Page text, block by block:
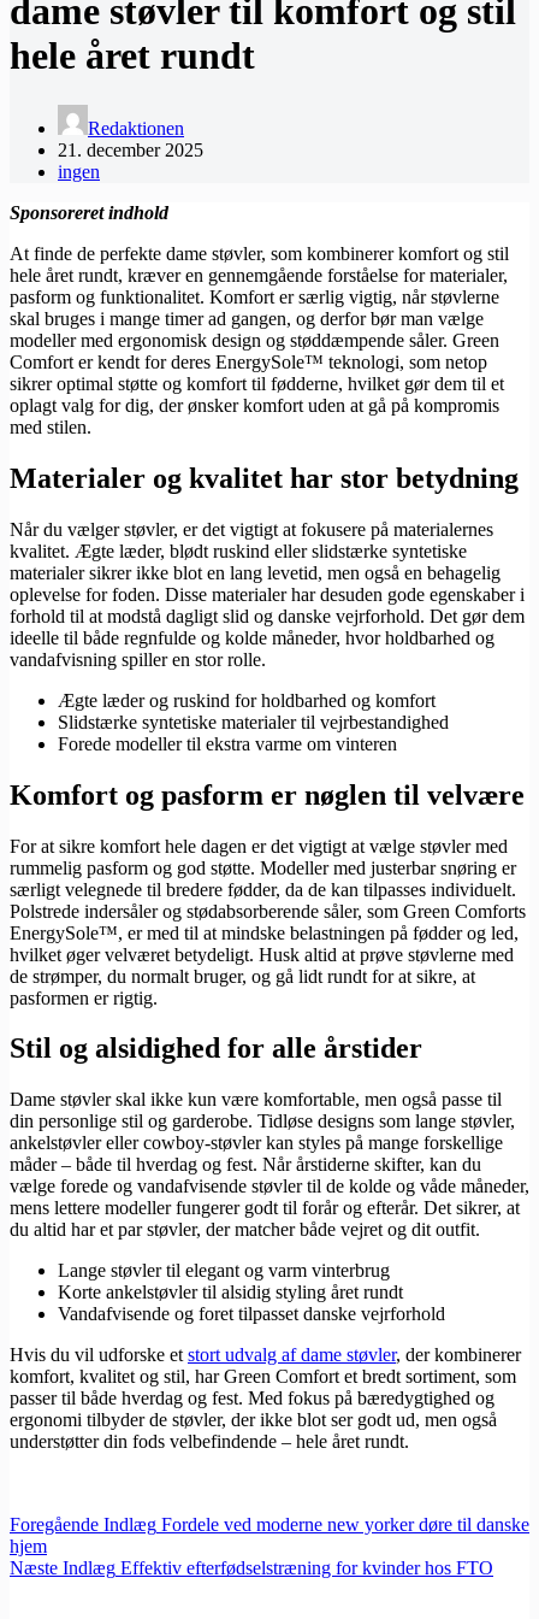
dame støvler til komfort og stil
hele året rundt
Redaktionen
21. december 2025
ingen
Sponsoreret indhold
At finde de perfekte dame støvler, som kombinerer komfort og stil
hele året rundt, kræver en gennemgående forståelse for materialer,
pasform og funktionalitet. Komfort er særlig vigtig, når støvlerne
skal bruges i mange timer ad gangen, og derfor bør man vælge
modeller med ergonomisk design og støddæmpende såler. Green
Comfort er kendt for deres EnergySole™ teknologi, som netop
sikrer optimal støtte og komfort til fødderne, hvilket gør dem til et
oplagt valg for dig, der ønsker komfort uden at gå på kompromis
med stilen.
Materialer og kvalitet har stor betydning
Når du vælger støvler, er det vigtigt at fokusere på materialernes
kvalitet. Ægte læder, blødt ruskind eller slidstærke syntetiske
materialer sikrer ikke blot en lang levetid, men også en behagelig
oplevelse for foden. Disse materialer har desuden gode egenskaber i
forhold til at modstå dagligt slid og danske vejrforhold. Det gør dem
ideelle til både regnfulde og kolde måneder, hvor holdbarhed og
vandafvisning spiller en stor rolle.
Ægte læder og ruskind for holdbarhed og komfort
Slidstærke syntetiske materialer til vejrbestandighed
Forede modeller til ekstra varme om vinteren
Komfort og pasform er nøglen til velvære
For at sikre komfort hele dagen er det vigtigt at vælge støvler med
rummelig pasform og god støtte. Modeller med justerbar snøring er
særligt velegnede til bredere fødder, da de kan tilpasses individuelt.
Polstrede indersåler og stødabsorberende såler, som Green Comforts
EnergySole™, er med til at mindske belastningen på fødder og led,
hvilket øger velværet betydeligt. Husk altid at prøve støvlerne med
de strømper, du normalt bruger, og gå lidt rundt for at sikre, at
pasformen er rigtig.
Stil og alsidighed for alle årstider
Dame støvler skal ikke kun være komfortable, men også passe til
din personlige stil og garderobe. Tidløse designs som lange støvler,
ankelstøvler eller cowboy-støvler kan styles på mange forskellige
måder – både til hverdag og fest. Når årstiderne skifter, kan du
vælge forede og vandafvisende støvler til de kolde og våde måneder,
mens lettere modeller fungerer godt til forår og efterår. Det sikrer, at
du altid har et par støvler, der matcher både vejret og dit outfit.
Lange støvler til elegant og varm vinterbrug
Korte ankelstøvler til alsidig styling året rundt
Vandafvisende og foret tilpasset danske vejrforhold
Hvis du vil udforske et stort udvalg af dame støvler, der kombinerer
komfort, kvalitet og stil, har Green Comfort et bredt sortiment, som
passer til både hverdag og fest. Med fokus på bæredygtighed og
ergonomi tilbyder de støvler, der ikke blot ser godt ud, men også
understøtter din fods velbefindende – hele året rundt.
Foregående Indlæg Fordele ved moderne new yorker døre til danske
hjem
Næste Indlæg Effektiv efterfødselstræning for kvinder hos FTO